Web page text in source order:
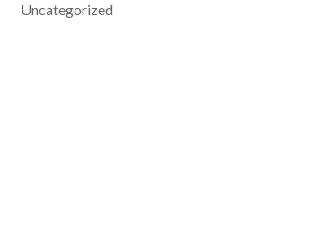
Uncategorized